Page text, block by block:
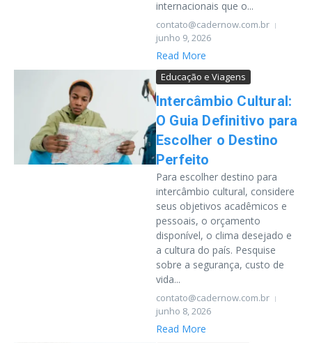
internacionais que o...
contato@cadernow.com.br
junho 9, 2026
Read More
Educação e Viagens
Intercâmbio Cultural:
O Guia Definitivo para
Escolher o Destino
Perfeito
Para escolher destino para
intercâmbio cultural, considere
seus objetivos acadêmicos e
pessoais, o orçamento
disponível, o clima desejado e
a cultura do país. Pesquise
sobre a segurança, custo de
vida...
contato@cadernow.com.br
junho 8, 2026
Read More